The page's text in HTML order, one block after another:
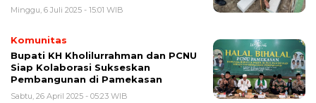
Minggu, 6 Juli 2025 - 15:01 WIB
Komunitas
Bupati KH Kholilurrahman dan PCNU
Siap Kolaborasi Sukseskan
Pembangunan di Pamekasan
Sabtu, 26 April 2025 - 05:23 WIB